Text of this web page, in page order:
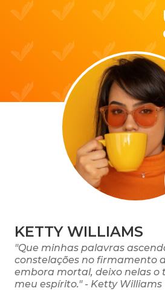
KETTY WILLIAMS
"Que minhas palavras
constelações no firmamento
embora mortal, deixo nelas o
meu espírito." - Ketty Williams